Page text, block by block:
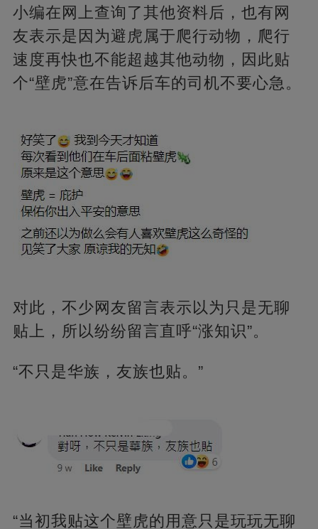
小编在网上查询了其他资料后，也有网
友表示是因为避虎属于爬行动物，爬行
速度再快也不能超越其他动物，因此贴
个“壁虎”意在告诉后车的司机不要心急。
对此，不少网友留言表示以为只是无聊
贴上，所以纷纷留言直呼“涨知识”。
“不只是华族，友族也贴。”
“当初我贴这个壁虎的用意只是玩玩无聊